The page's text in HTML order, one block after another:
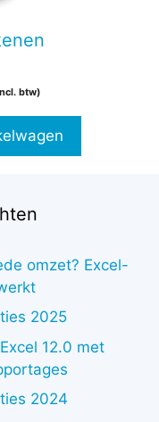
btw)
omzet? Excel-
2025
12.0 met
2024